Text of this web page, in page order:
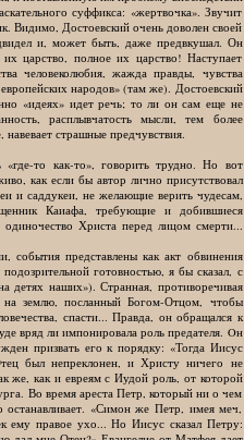
суффикса: «жертвочка». Звучит
Видимо, Достоевский очень доволен своей
и, может быть, даже предвкушал. Он
царство, полное их царство! Наступает
человеколюбия, жажда правды, чувства
народов» (там же). Достоевский
«идеях» идет речь; то ли он сам еще не
расплывчатость мысли, тем более
страшные предчувствия.
то как-то», говорить трудно. Но вот
как если бы автор лично присутствовал
и саддукеи, не желающие верить чудесам,
Каиафа, требующие и добившиеся
Христа перед лицом смерти...
события представлены как акт обвинения
готовностью, я бы сказал, с
детях наших»). Странная, противоречивая
на землю, посланный Богом-Отцом, чтобы
спасти... Правда, он обращался к
вряд ли импонировала роль предателя. Oн
призвать его к порядку: «Тогда Иисус
был непреклонен, и Христу ничего не
же, как и евреям с Иудой роль, от которой
Во время ареста Петр, который ни о чем
останавливает. «Симон же Петр, имея меч,
ему правое ухо... Но Иисус сказал Петру: